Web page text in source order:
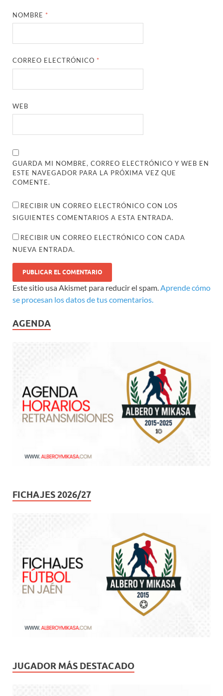
NOMBRE *
CORREO ELECTRÓNICO *
WEB
GUARDA MI NOMBRE, CORREO ELECTRÓNICO Y WEB EN
ESTE NAVEGADOR PARA LA PRÓXIMA VEZ QUE
COMENTE.
RECIBIR UN CORREO ELECTRÓNICO CON LOS
SIGUIENTES COMENTARIOS A ESTA ENTRADA.
RECIBIR UN CORREO ELECTRÓNICO CON CADA
NUEVA ENTRADA.
Este sitio usa Akismet para reducir el spam.Aprende cómo
se procesan los datos de tus comentarios.
AGENDA
FICHAJES 2026/27
JUGADOR MÁS DESTACADO